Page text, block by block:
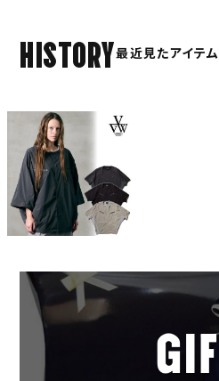
HISTORY最近見たアイテム